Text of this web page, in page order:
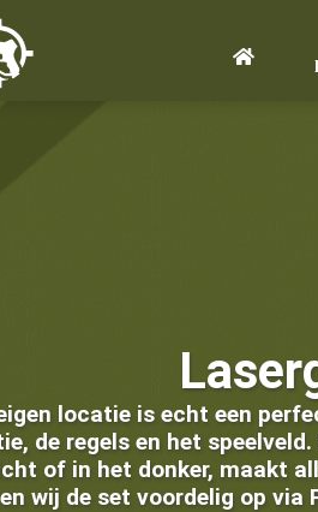
locatie is echt een
de regels en het
of in het donker, maakt
wij de set voordelig op via